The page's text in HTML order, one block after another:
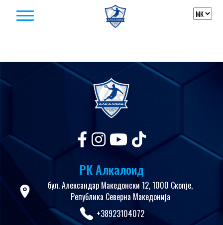
РК Алкалоид
бул. Александар Македонски 12, 1000 Скопје,
Република Северна Македонија
+38923104072